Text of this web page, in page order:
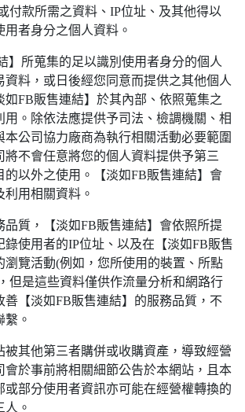
付款所需之資料、IP位址、及其他得以
者身分之個人資料。
】所蒐集的足以識別使用者身分的個人
資料，或日後經您同意而提供之其他個人
如FB販售連結】於其內部、依照蒐集之
用。除依法應提供予司法、檢調機關、相
本公司協力廠商為執行相關活動必要範圍
將不會任意將您的個人資料提供予第三
的以外之使用。【淡如FB販售連結】會
用相關資料。
品質，【淡如FB販售連結】會依照所提
錄使用者的IP位址、以及在【淡如FB販售
瀏覽活動(例如，您所使用的裝置、所點
但是這些資料僅供作流量分析和網路行
善【淡如FB販售連結】的服務品質，不
。
被其他第三者購併或收購資產，導致經營
會於事前將相關細節公告於本網站，且本
或部分使用者資訊亦可能在經營權轉換的
。